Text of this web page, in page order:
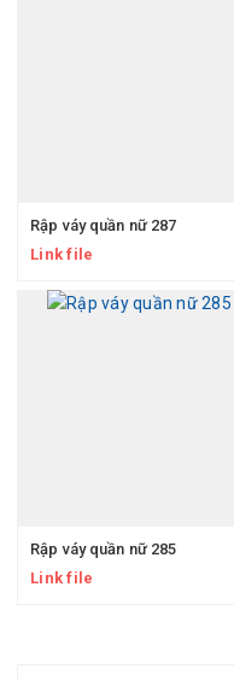
Rập váy quần nữ 287
Link file
Rập váy quần nữ 285
Link file